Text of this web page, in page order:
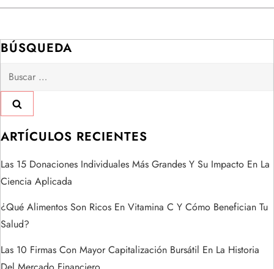
a
c
i
ó
n
d
e
e
n
BÚSQUEDA
Buscar:
ARTÍCULOS RECIENTES
Las 15 Donaciones Individuales Más Grandes Y Su Impacto En La
Ciencia Aplicada
¿Qué Alimentos Son Ricos En Vitamina C Y Cómo Benefician Tu
Salud?
Las 10 Firmas Con Mayor Capitalización Bursátil En La Historia